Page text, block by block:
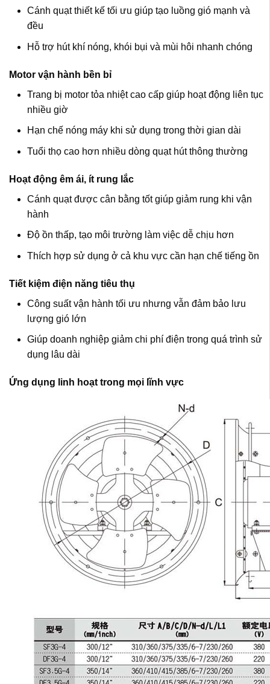
Cánh quạt thiết kế tối ưu giúp tạo luồng gió mạnh và
đều
Hỗ trợ hút khí nóng, khói bụi và mùi hôi nhanh chóng
Motor vận hành bền bỉ
Trang bị motor tỏa nhiệt cao cấp giúp hoạt động liên tục
nhiều giờ
Hạn chế nóng máy khi sử dụng trong thời gian dài
Tuổi thọ cao hơn nhiều dòng quạt hút thông thường
Hoạt động êm ái, ít rung lắc
Cánh quạt được cân bằng tốt giúp giảm rung khi vận
hành
Độ ồn thấp, tạo môi trường làm việc dễ chịu hơn
Thích hợp sử dụng ở cả khu vực cần hạn chế tiếng ồn
Tiết kiệm điện năng tiêu thụ
Công suất vận hành tối ưu nhưng vẫn đảm bảo lưu
lượng gió lớn
Giúp doanh nghiệp giảm chi phí điện trong quá trình sử
dụng lâu dài
Ứng dụng linh hoạt trong mọi lĩnh vực